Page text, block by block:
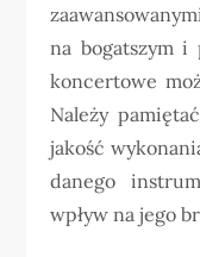
na bogatszym i
koncertowe
Należy
jakość
danego
wpływ na jego